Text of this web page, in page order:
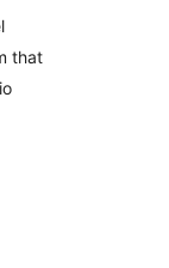
that